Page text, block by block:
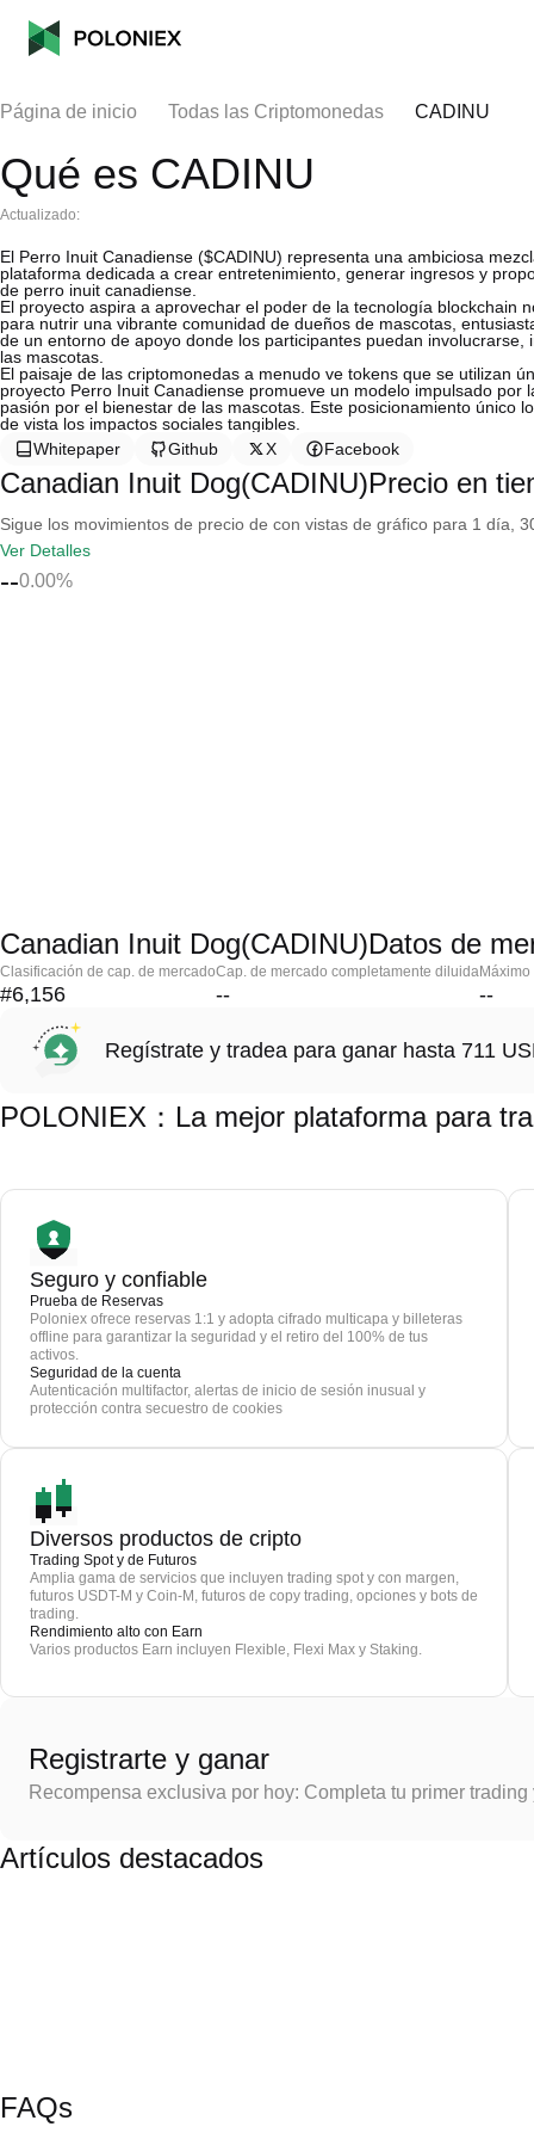
Página de inicio Todas las Criptomonedas CADINU
Qué es CADINU
Actualizado:
El Perro Inuit Canadiense ($CADINU) representa una ambiciosa
plataforma dedicada a crear entretenimiento, generar ingresos y
de perro inuit canadiense.
El proyecto aspira a aprovechar el poder de la tecnología blockchain
para nutrir una vibrante comunidad de dueños de mascotas,
de un entorno de apoyo donde los participantes puedan
las mascotas.
El paisaje de las criptomonedas a menudo ve tokens que se utilizan
proyecto Perro Inuit Canadiense promueve un modelo impulsado
pasión por el bienestar de las mascotas. Este posicionamiento único
de vista los impactos sociales tangibles.
Whitepaper
Github X Facebook
Canadian Inuit Dog(CADINU)Precio en
Sigue los movimientos de precio de con vistas de gráfico para 1 día,
Ver Detalles
--0.00%
Canadian Inuit Dog(CADINU)Datos de
Clasificación de cap. de mercado
#6,156
Cap. de mercado completamente diluida
-- --
Regístrate y tradea para ganar hasta 711
POLONIEX：La mejor plataforma para
Seguro y confiable
Prueba de Reservas
Poloniex ofrece reservas 1:1 y adopta cifrado multicapa y billeteras
offline para garantizar la seguridad y el retiro del 100% de tus
activos.
Seguridad de la cuenta
Autenticación multifactor, alertas de inicio de sesión inusual y
protección contra secuestro de cookies
Diversos productos de cripto
Trading Spot y de Futuros
Amplia gama de servicios que incluyen trading spot y con margen,
futuros USDT-M y Coin-M, futuros de copy trading, opciones y bots de
trading.
Rendimiento alto con Earn
Varios productos Earn incluyen Flexible, Flexi Max y Staking.
Registrarte y ganar
Recompensa exclusiva por hoy: Completa tu primer
Artículos destacados
FAQs